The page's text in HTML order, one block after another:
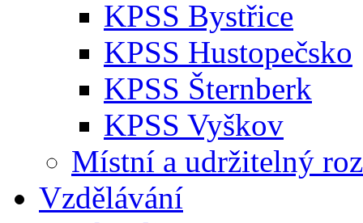
KPSS Bystřice
KPSS Hustopečsko
KPSS Šternberk
KPSS Vyškov
Místní a udržitelný
Vzdělávání